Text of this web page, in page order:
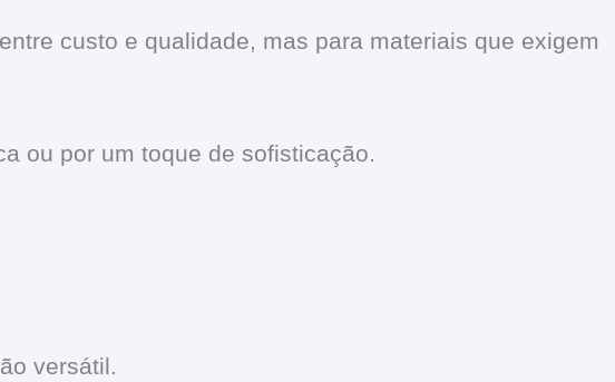
custo e qualidade, mas para materiais que exigem
ou por um toque de sofisticação.
versátil.